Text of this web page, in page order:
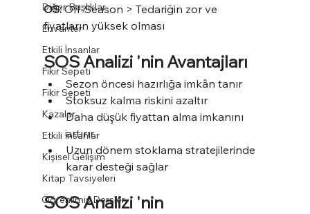
Diğer Başlıklar
Envanter
Etkili İnsanlar
Fikir Sepeti
Fikir Sepeti
Kazalar
Etkili İnsanlar
Kişisel Gelişim
Kitap Tavsiyeleri
Öğrenilmiş Dersler
OS: Off-Season > Tedariğin zor ve
fiyatların yüksek olması
SOS Analizi 'nin Avantajları
Sezon öncesi hazırlığa imkân tanır
Stoksuz kalma riskini azaltır
Daha düşük fiyattan alma imkanını
artırır
Uzun dönem stoklama stratejilerinde
karar desteği sağlar
SOS Analizi 'nin